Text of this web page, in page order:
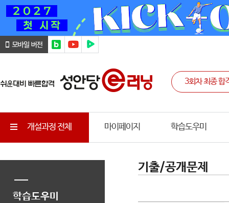
개설과정 전체 마이페이지 학습도우미
학습도우미
기출/공개문제